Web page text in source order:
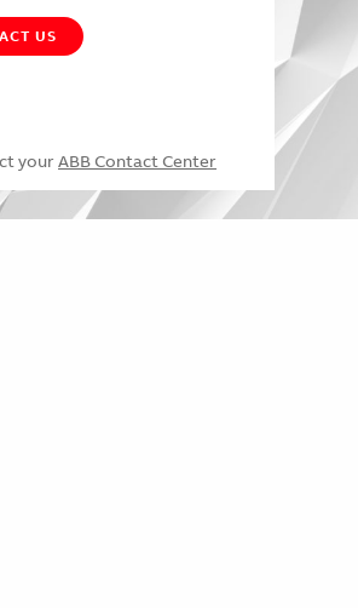
US
your ABB Contact Center